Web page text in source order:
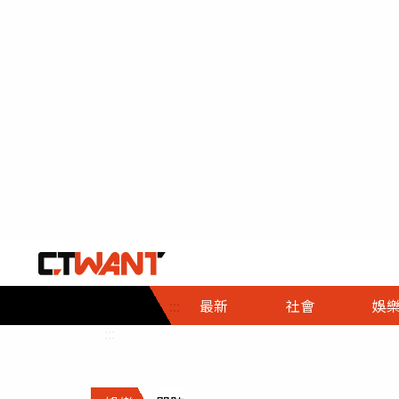
::: 最新 社會
社會首頁
時事
調查
娛樂
娛樂首頁
即時
財經首頁
熱線
政